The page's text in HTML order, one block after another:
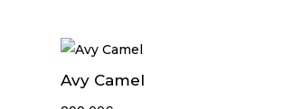
Avy Camel